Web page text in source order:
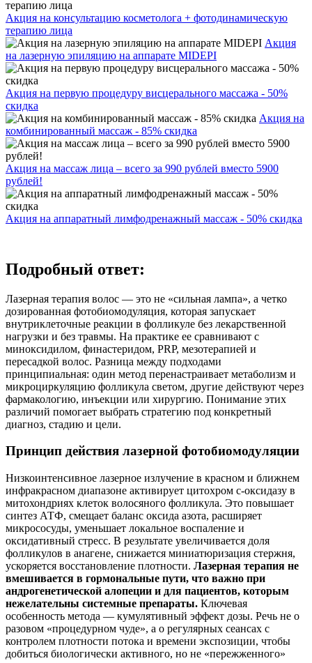
Акция на консультацию косметолога + фотодинамическую
терапию лица
Акция
на лазерную эпиляцию на аппарате MIDEPI
Акция на первую процедуру висцерального массажа - 50%
скидка
Акция на
комбинированный массаж - 85% скидка
Акция на массаж лица – всего за 990 рублей вместо 5900
рублей!
Акция на аппаратный лимфодренажный массаж - 50% скидка
Подробный ответ:
Лазерная терапия волос — это не «сильная лампа», а четко
дозированная фотобиомодуляция, которая запускает
внутриклеточные реакции в фолликуле без лекарственной
нагрузки и без травмы. На практике ее сравнивают с
миноксидилом, финастеридом, PRP, мезотерапией и
пересадкой волос. Разница между подходами
принципиальная: один метод перенастраивает метаболизм и
микроциркуляцию фолликула светом, другие действуют через
фармакологию, инъекции или хирургию. Понимание этих
различий помогает выбрать стратегию под конкретный
диагноз, стадию и цели.
Принцип действия лазерной фотобиомодуляции
Низкоинтенсивное лазерное излучение в красном и ближнем
инфракрасном диапазоне активирует цитохром с-оксидазу в
митохондриях клеток волосяного фолликула. Это повышает
синтез АТФ, смещает баланс оксида азота, расширяет
микрососуды, уменьшает локальное воспаление и
оксидативный стресс. В результате увеличивается доля
фолликулов в анагене, снижается миниатюризация стержня,
ускоряется восстановление плотности. Лазерная терапия не
вмешивается в гормональные пути, что важно при
андрогенетической алопеции и для пациентов, которым
нежелательны системные препараты. Ключевая
особенность метода — кумулятивный эффект дозы. Речь не о
разовом «процедурном чуде», а о регулярных сеансах с
контролем плотности потока и времени экспозиции, чтобы
добиться биологически активного, но не «пережженного»